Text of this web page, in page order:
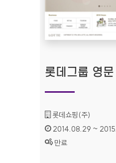
롯데그룹 영문
기관명 :
롯데쇼핑(주)
인증기간 :
2014.08.29 ~
상태 :
만료